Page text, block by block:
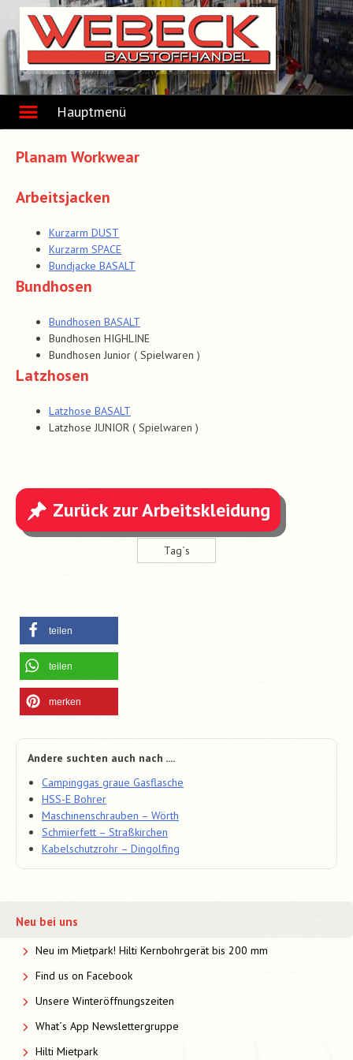
content
Hauptmenü
Planam Workwear
Arbeitsjacken
Kurzarm DUST
Kurzarm SPACE
Bundjacke BASALT
Bundhosen
Bundhosen BASALT
Bundhosen HIGHLINE
Bundhosen Junior ( Spielwaren )
Latzhosen
Latzhose BASALT
Latzhose JUNIOR ( Spielwaren )
Zurück zur Arbeitskleidung
Tag´s
teilen
teilen
merken
Andere suchten auch nach ....
Campinggas graue Gasflasche
HSS-E Bohrer
Maschinenschrauben – Wörth
Schmierfett – Straßkirchen
Kabelschutzrohr – Dingolfing
Neu bei uns
Neu im Mietpark! Hilti Kernbohrgerät bis 200 mm
Find us on Facebook
Unsere Winteröffnungszeiten
What´s App Newslettergruppe
Hilti Mietpark